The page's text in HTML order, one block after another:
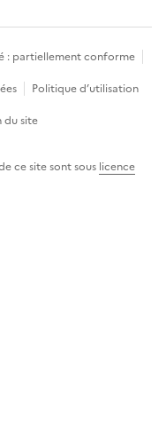
: partiellement conforme
Politique d’utilisation
du site
ce site sont sous licence